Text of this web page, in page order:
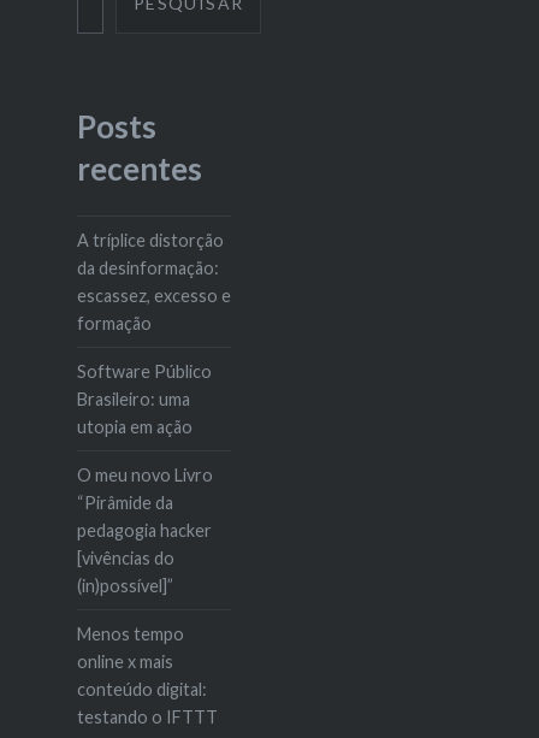
Posts
recentes
A tríplice distorção
da desinformação:
escassez, excesso e
formação
Software Público
Brasileiro: uma
utopia em ação
O meu novo Livro
“Pirâmide da
pedagogia hacker
[vivências do
(in)possível]”
Menos tempo
online x mais
conteúdo digital:
testando o IFTTT